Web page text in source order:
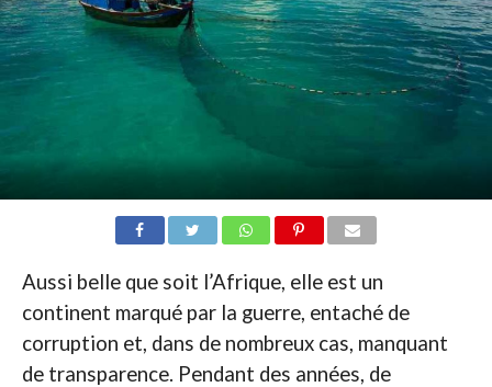
Aussi belle que soit l’Afrique, elle est un
continent marqué par la guerre, entaché de
corruption et, dans de nombreux cas, manquant
de transparence. Pendant des années, de